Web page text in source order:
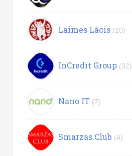
Laimes Lācis (10)
InCredit Group (32)
Nano IT (7)
Smarzas.Club (4)